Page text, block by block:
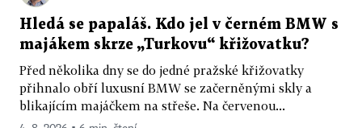
Hledá se papaláš. Kdo jel v černém BMW s
majákem skrze „Turkovu“ křižovatku?
Před několika dny se do jedné pražské křižovatky
přihnalo obří luxusní BMW se začerněnými skly a
blikajícím majáčkem na střeše. Na červenou...